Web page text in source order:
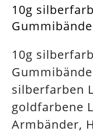
10g
10g
silberfarben
goldfarbene
Armbänder,